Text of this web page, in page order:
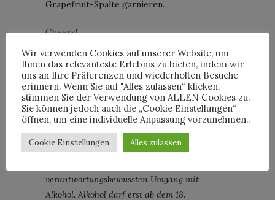
Grapefruit-Spalte garnieren.
Cheers!
Volcán de mi Tierra Tequila ist mit 40,0 Vol.
% Alkohol abgefüllt auf CLOS19.com und im
ausgewählten Fachhandel erhältlich. Die
unverbindliche Preisempfehlung liegt für
Volcán Blanco bei 44,00 € und für Volcán
Cristalino bei 66,00 €.
verantwortungsbewussten Umgang mit
Alkohol. Alkohol darf erst ab dem 18.
Wir verwenden Cookies auf unserer Website, um
Ihnen das relevanteste Erlebnis zu bieten, indem wir
uns an Ihre Präferenzen und wiederholten Besuche
erinnern. Wenn Sie auf "Alles zulassen“ klicken,
stimmen Sie der Verwendung von ALLEN Cookies zu.
Sie können jedoch auch die „Cookie Einstellungen“
öffnen, um eine individuelle Anpassung vorzunehmen..
Cookie Einstellungen Alles zulassen